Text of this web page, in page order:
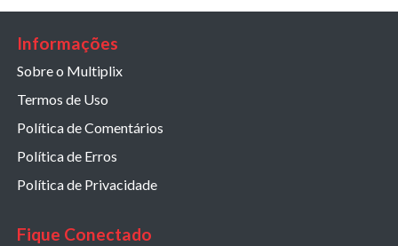
Informações
Sobre o Multiplix
Termos de Uso
Política de Comentários
Política de Erros
Política de Privacidade
Fique Conectado